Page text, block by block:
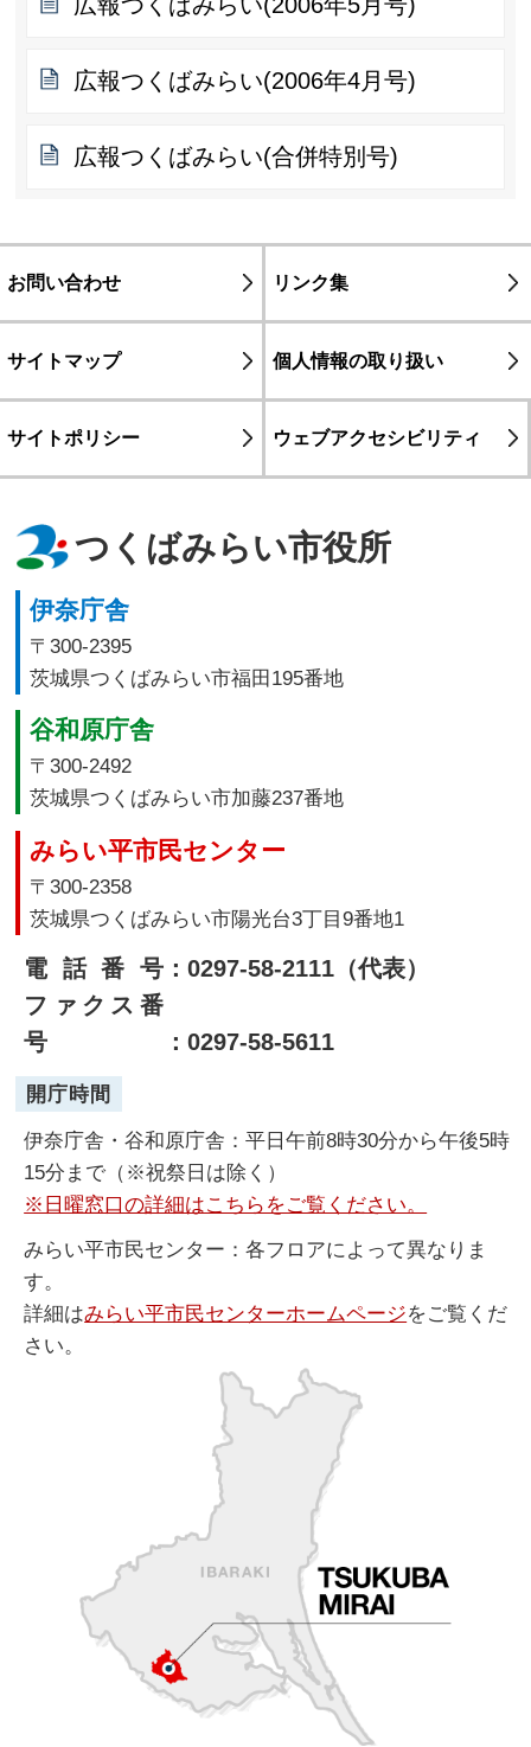
広報つくばみらい(2006年4月号)
広報つくばみらい(合併特別号)
お問い合わせ リンク集
サイトマップ 個人情報の取り扱い
サイトポリシー ウェブアクセシビリティ
つくばみらい市役所
伊奈庁舎
〒300-2395
茨城県つくばみらい市福田195番地
谷和原庁舎
〒300-2492
茨城県つくばみらい市加藤237番地
みらい平市民センター
〒300-2358
茨城県つくばみらい市陽光台3丁目9番地1
電話番号：0297-58-2111（代表）
ファクス番
号
：0297-58-5611
開庁時間
伊奈庁舎・谷和原庁舎：平日午前8時30分から午後5時
15分まで（※祝祭日は除く）
※日曜窓口の詳細はこちらをご覧ください。
みらい平市民センター：各フロアによって異なりま
す。
詳細はみらい平市民センターホームページをご覧くだ
さい。